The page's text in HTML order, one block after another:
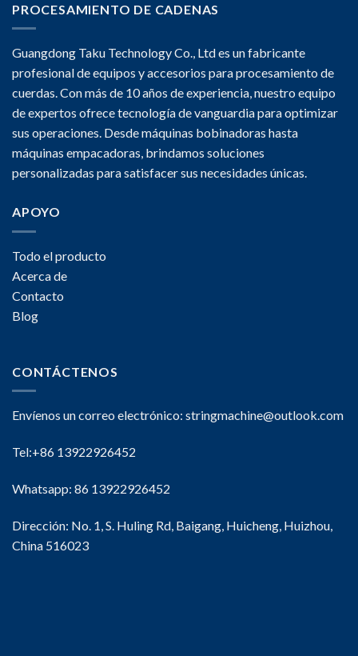
PROCESAMIENTO DE CADENAS
Guangdong Taku Technology Co., Ltd es un fabricante
profesional de equipos y accesorios para procesamiento de
cuerdas. Con más de 10 años de experiencia, nuestro equipo
de expertos ofrece tecnología de vanguardia para optimizar
sus operaciones. Desde máquinas bobinadoras hasta
máquinas empacadoras, brindamos soluciones
personalizadas para satisfacer sus necesidades únicas.
APOYO
Todo el producto
Acerca de
Contacto
Blog
CONTÁCTENOS
Envíenos un correo electrónico: stringmachine@outlook.com
Tel:+86 13922926452
Whatsapp: 86 13922926452
Dirección: No. 1, S. Huling Rd, Baigang, Huicheng, Huizhou,
China 516023